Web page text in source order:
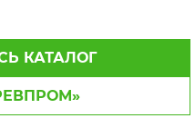
КАТАЛОГ